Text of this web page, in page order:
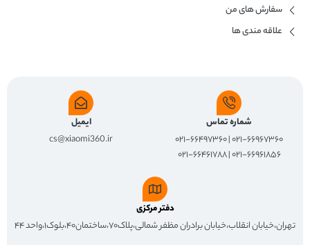
سفارش های من
علاقه مندی ها
شماره تماس
۰۲۱-۶۶۹۶۷۳۶۰ | ۰۲۱-۶۶۴۹۷۳۶۰
۰۲۱-۶۶۹۶۱۸۵۶ | ۰۲۱-۶۶۴۶۱۷۸۸
ایمیل
cs@xiaomi360.ir
دفتر مرکزی
تهران،خیابان انقلاب،خیابان برادران مظفر شمالی،پلاک۷۰،ساختمان۴۰،بلوک۱،واحد ۴۴